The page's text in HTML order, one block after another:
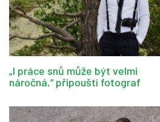
„I práce snů může být velmi
náročná,“ připouští fotograf